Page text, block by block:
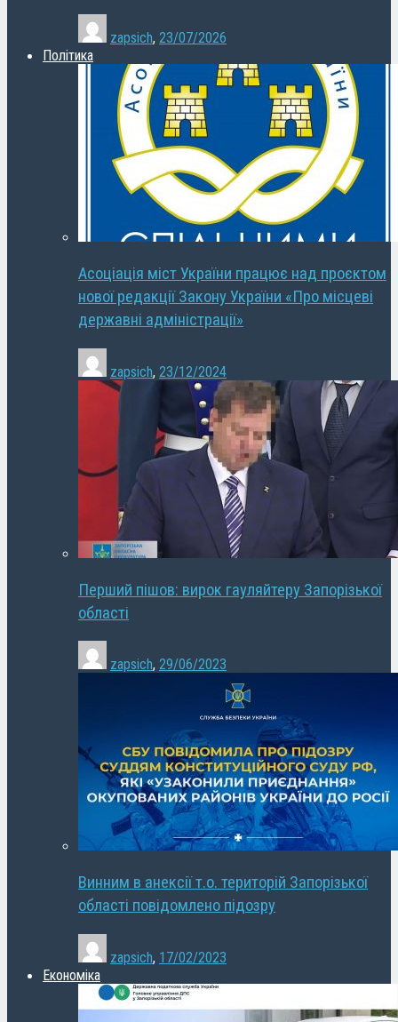
zapsich, 23/07/2026
Політика
Асоціація міст України працює над проєктом
нової редакції Закону України «Про місцеві
державні адміністрації»
zapsich, 23/12/2024
Перший пішов: вирок гауляйтеру Запорізької
області
zapsich, 29/06/2023
Винним в анексії т.о. територій Запорізької
області повідомлено підозру
zapsich, 17/02/2023
Економіка